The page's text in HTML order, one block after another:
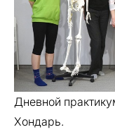
Дневной
Хондарь.